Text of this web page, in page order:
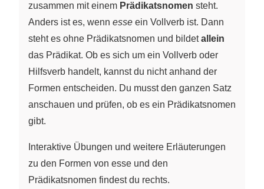
zusammen mit einem Prädikatsnomen steht.
Anders ist es, wenn esse ein Vollverb ist. Dann
steht es ohne Prädikatsnomen und bildetallein
das Prädikat. Ob es sich um ein Vollverb oder
Hilfsverb handelt, kannst du nicht anhand der
Formen entscheiden. Du musst den ganzen Satz
anschauen und prüfen, ob es ein Prädikatsnomen
gibt.
Interaktive Übungen und weitere Erläuterungen
zu den Formen von esse und den
Prädikatsnomen findest du rechts.